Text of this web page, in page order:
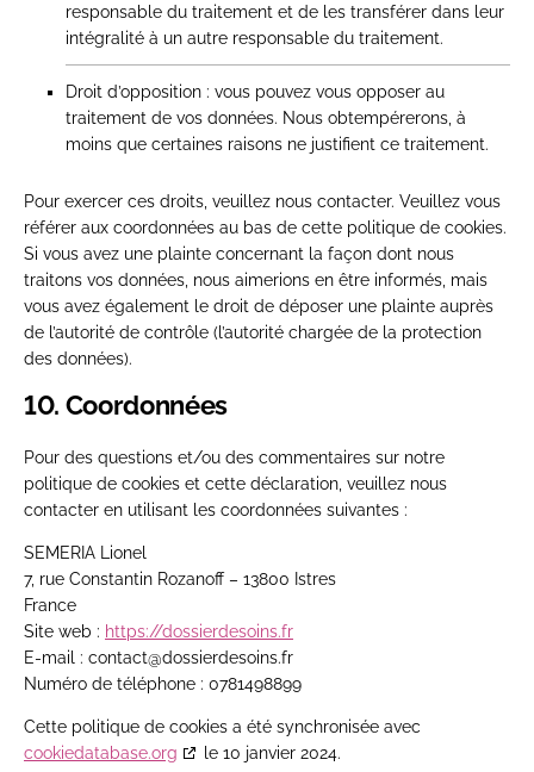
responsable du traitement et de les transférer dans leur
intégralité à un autre responsable du traitement.
Droit d’opposition : vous pouvez vous opposer au
traitement de vos données. Nous obtempérerons, à
moins que certaines raisons ne justifient ce traitement.
Pour exercer ces droits, veuillez nous contacter. Veuillez vous
référer aux coordonnées au bas de cette politique de cookies.
Si vous avez une plainte concernant la façon dont nous
traitons vos données, nous aimerions en être informés, mais
vous avez également le droit de déposer une plainte auprès
de l’autorité de contrôle (l’autorité chargée de la protection
des données).
10. Coordonnées
Pour des questions et/ou des commentaires sur notre
politique de cookies et cette déclaration, veuillez nous
contacter en utilisant les coordonnées suivantes :
SEMERIA Lionel
7, rue Constantin Rozanoff – 13800 Istres
France
Site web : https://dossierdesoins.fr
E-mail : contact@dossierdesoins.fr
Numéro de téléphone : 0781498899
Cette politique de cookies a été synchronisée avec
cookiedatabase.org
le 10 janvier 2024.